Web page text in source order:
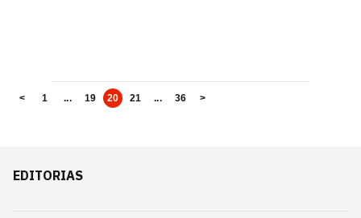
< 1 ... 19 20 21 ... 36 >
EDITORIAS